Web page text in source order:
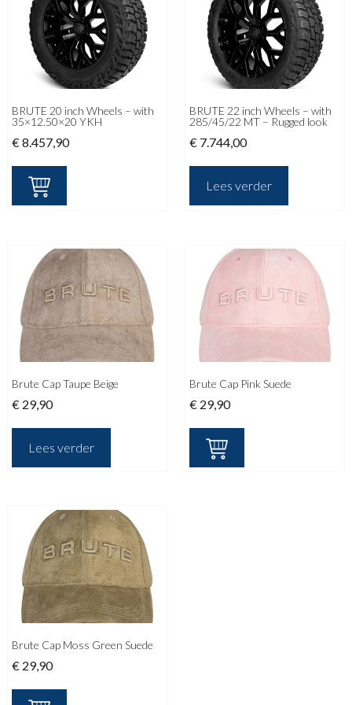
BRUTE 20 inch Wheels – with
35×12.50×20 YKH
€8.457,90
BRUTE 22 inch Wheels – with
285/45/22 MT – Rugged look
€ 7.744,00
Lees verder
Brute Cap Taupe Beige
€ 29,90
Lees verder
Brute Cap Pink Suede
€ 29,90
Brute Cap Moss Green Suede
€ 29,90